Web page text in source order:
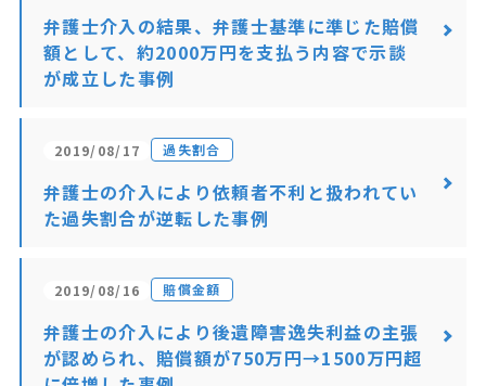
弁護士介入の結果、弁護士基準に準じた賠償
額として、約2000万円を支払う内容で示談
が成立した事例
2019/08/17 過失割合
弁護士の介入により依頼者不利と扱われてい
た過失割合が逆転した事例
2019/08/16 賠償金額
弁護士の介入により後遺障害逸失利益の主張
が認められ、賠償額が750万円→1500万円超